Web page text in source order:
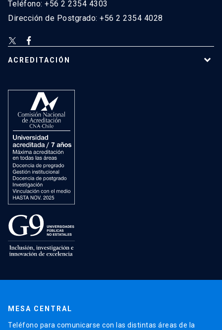
Teléfono: +56 2 2354 4303
Dirección de Postgrado: +56 2 2354 4028
ACREDITACIÓN
MESA CENTRAL
Teléfono para comunicarse con las distintas áreas de la